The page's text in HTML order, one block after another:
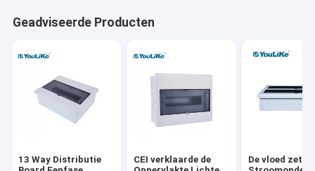
Geadviseerde Producten
13 Way Distributie
CEI verklaarde de
De vloed zette